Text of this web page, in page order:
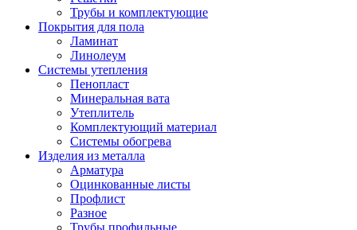
Трубы и комплектующие
Покрытия для пола
Ламинат
Линолеум
Системы утепления
Пенопласт
Минеральная вата
Утеплитель
Комплектующий материал
Системы обогрева
Изделия из металла
Арматура
Оцинкованные листы
Профлист
Разное
Трубы профильные